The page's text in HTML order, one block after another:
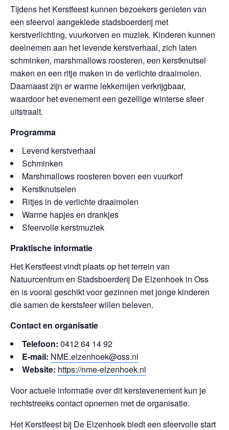
Tijdens het Kerstfeest kunnen bezoekers genieten van
een sfeervol aangeklede stadsboerderij met
kerstverlichting, vuurkorven en muziek. Kinderen kunnen
deelnemen aan het levende kerstverhaal, zich laten
schminken, marshmallows roosteren, een kerstknutsel
maken en een ritje maken in de verlichte draaimolen.
Daarnaast zijn er warme lekkernijen verkrijgbaar,
waardoor het evenement een gezellige winterse sfeer
uitstraalt.
Programma
Levend kerstverhaal
Schminken
Marshmallows roosteren boven een vuurkorf
Kerstknutselen
Ritjes in de verlichte draaimolen
Warme hapjes en drankjes
Sfeervolle kerstmuziek
Praktische informatie
Het Kerstfeest vindt plaats op het terrein van
Natuurcentrum en Stadsboerderij De Elzenhoek in Oss
en is vooral geschikt voor gezinnen met jonge kinderen
die samen de kerstsfeer willen beleven.
Contact en organisatie
Telefoon: 0412 64 14 92
E-mail: NME.elzenhoek@oss.nl
Website: https://nme-elzenhoek.nl
Voor actuele informatie over dit kerstevenement kun je
rechtstreeks contact opnemen met de organisatie.
Het Kerstfeest bij De Elzenhoek biedt een sfeervolle start